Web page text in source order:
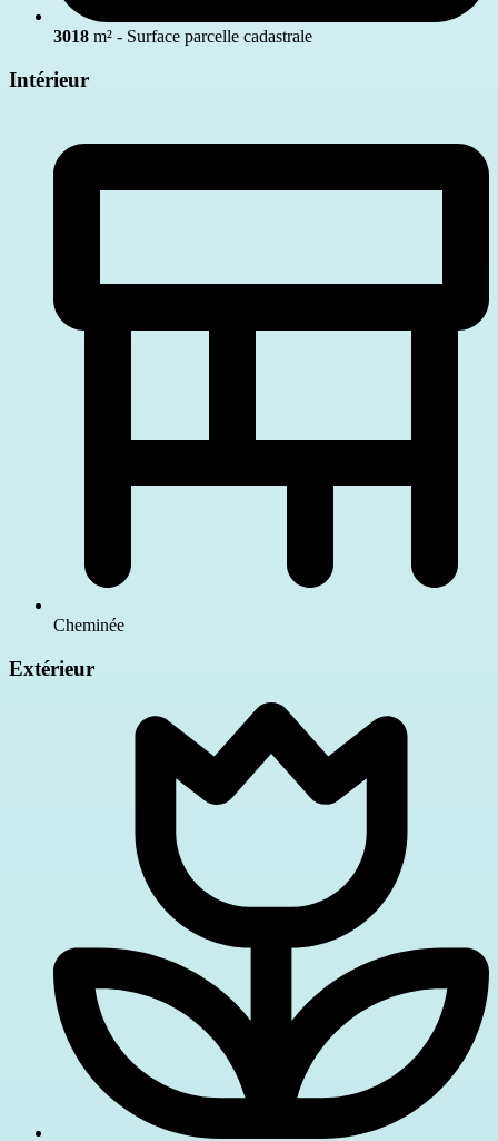
3018 m² - Surface parcelle cadastrale
Intérieur
Cheminée
Extérieur